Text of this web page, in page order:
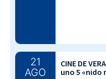
21
AGO
CINE DE
uno 5 «nido